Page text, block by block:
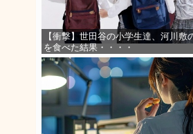
【衝撃】世田谷の小学生達、河川敷
を食べた結果・・・・